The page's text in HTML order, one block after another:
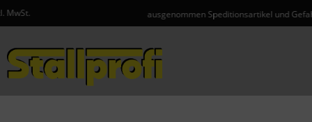
ausgenommen Speditionsartikel und Gefahrgut